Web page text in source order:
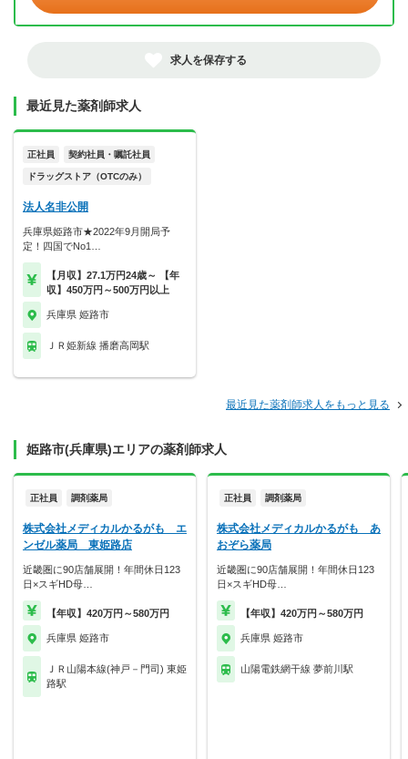
求人を保存する
最近見た薬剤師求人
正社員 契約社員・嘱託社員
ドラッグストア（OTCのみ）
法人名非公開
兵庫県姫路市★2022年9月開局予
定！四国でNo1…
【月収】27.1万円24歳～ 【年
収】450万円～500万円以上
兵庫県 姫路市
ＪＲ姫新線 播磨高岡駅
最近見た薬剤師求人をもっと見る
姫路市(兵庫県)エリアの薬剤師求人
正社員 調剤薬局
株式会社メディカルかるがも エ
ンゼル薬局 東姫路店
近畿圏に90店舗展開！年間休日123
日×スギHD母…
【年収】420万円～580万円
兵庫県 姫路市
ＪＲ山陽本線(神戸－門司) 東姫
路駅
正社員 調剤薬局
株式会社メディカルかるがも あ
おぞら薬局
近畿圏に90店舗展開！年間休日123
日×スギHD母…
【年収】420万円～580万円
兵庫県 姫路市
山陽電鉄網干線 夢前川駅